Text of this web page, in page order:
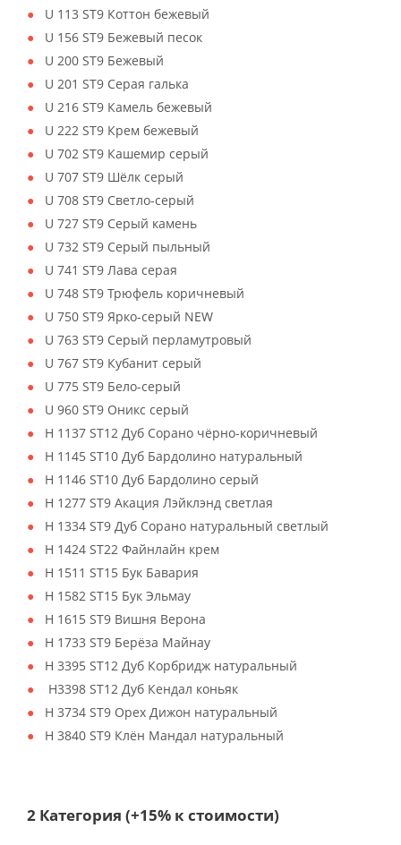
U 113 ST9 Коттон бежевый
U 156 ST9 Бежевый песок
U 200 ST9 Бежевый
U 201 ST9 Серая галька
U 216 ST9 Камель бежевый
U 222 ST9 Крем бежевый
U 702 ST9 Кашемир серый
U 707 ST9 Шёлк серый
U 708 ST9 Светло-серый
U 727 ST9 Серый камень
U 732 ST9 Серый пыльный
U 741 ST9 Лава серая
U 748 ST9 Трюфель коричневый
U 750 ST9 Ярко-серый NEW
U 763 ST9 Серый перламутровый
U 767 ST9 Кубанит серый
U 775 ST9 Бело-серый
U 960 ST9 Оникс серый
H 1137 ST12 Дуб Сорано чёрно-коричневый
H 1145 ST10 Дуб Бардолино натуральный
H 1146 ST10 Дуб Бардолино серый
H 1277 ST9 Акация Лэйклэнд светлая
H 1334 ST9 Дуб Сорано натуральный светлый
H 1424 ST22 Файнлайн крем
H 1511 ST15 Бук Бавария
H 1582 ST15 Бук Эльмау
H 1615 ST9 Вишня Верона
H 1733 ST9 Берёза Майнау
H 3395 ST12 Дуб Корбридж натуральный
H3398 ST12 Дуб Кендал коньяк
H 3734 ST9 Орех Дижон натуральный
H 3840 ST9 Клён Мандал натуральный
2 Категория (+15% к стоимости)